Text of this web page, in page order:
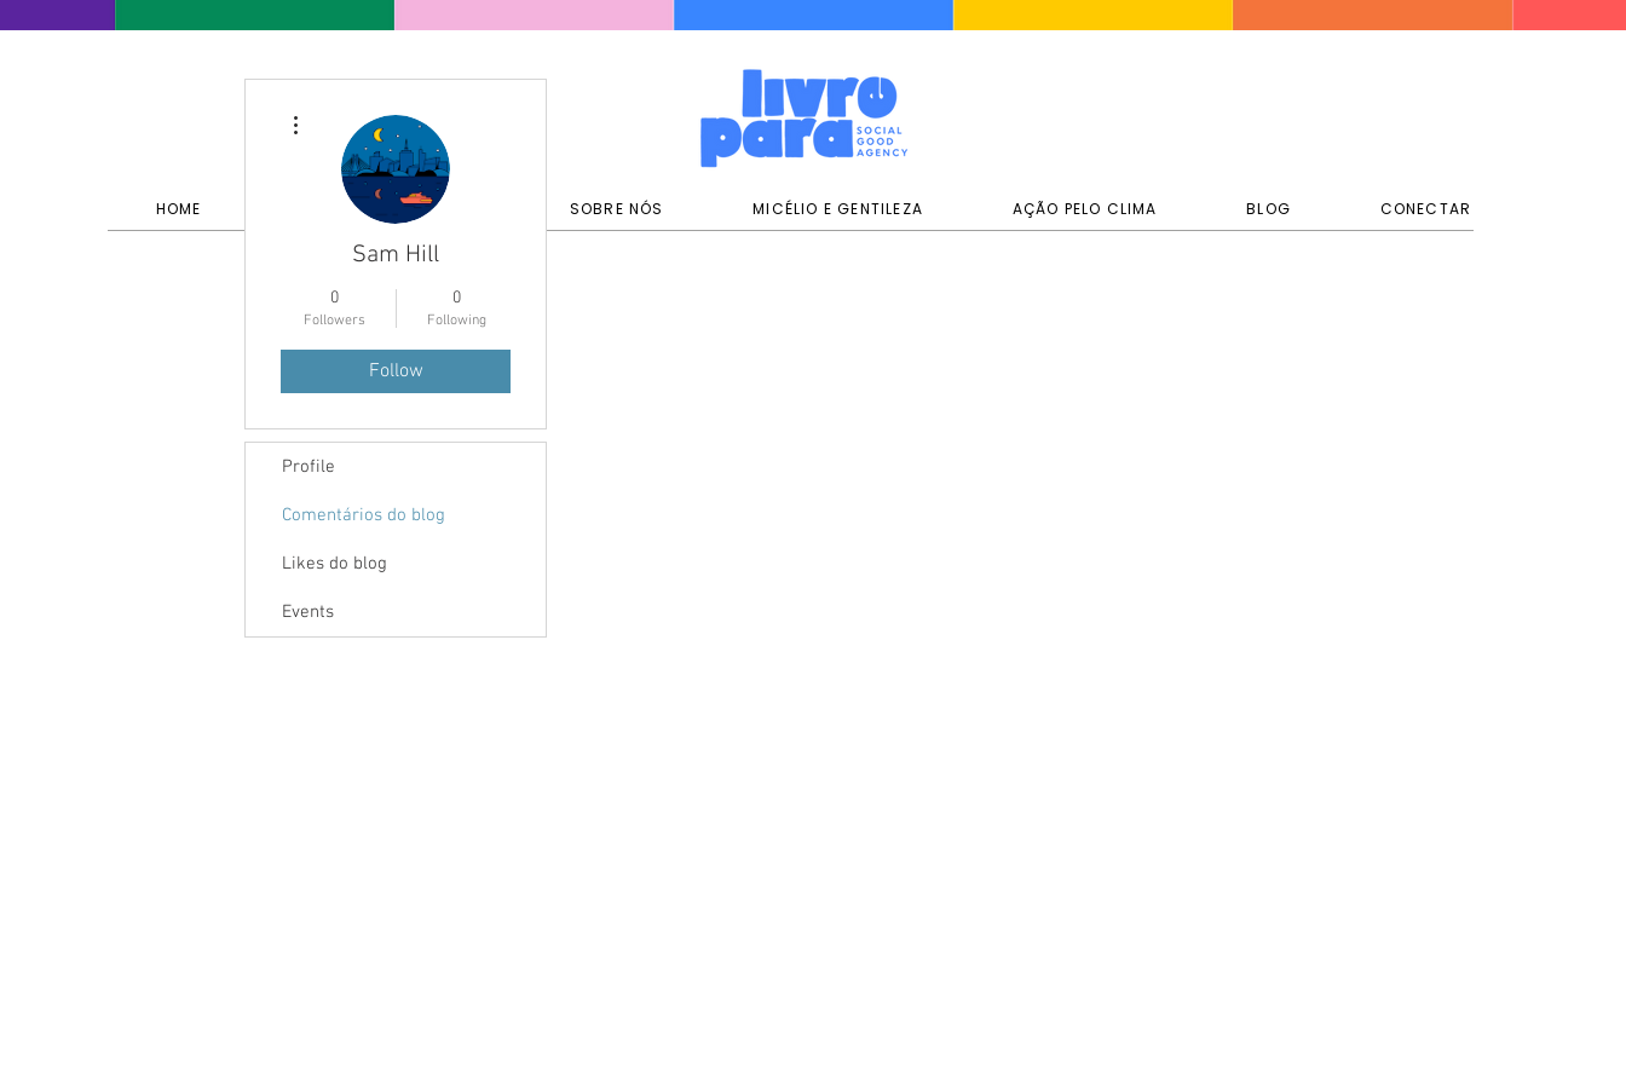
HOME SERVIÇOS E PORTFÓLIO SOBRE NÓS MICÉLIO E GENTILEZA AÇÃO PELO CLIMA BLOG CONECTAR
Sam Hill
0
Followers
0
Following
Follow
Profile
Comentários do blog
Likes do blog
Events